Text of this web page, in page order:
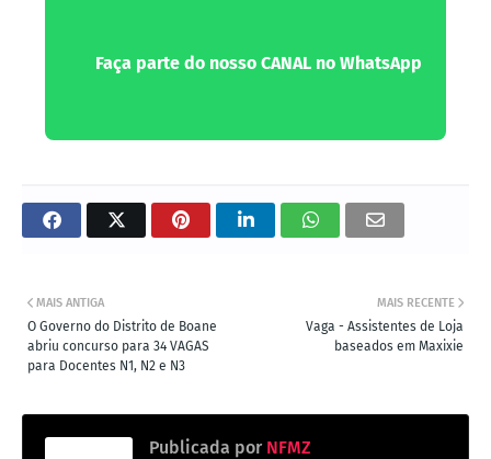
Faça parte do nosso CANAL no WhatsApp
MAIS RECENTE
Vaga - Assistentes de Loja
baseados em Maxixie
MAIS ANTIGA
O Governo do Distrito de Boane
abriu concurso para 34 VAGAS
para Docentes N1, N2 e N3
Publicada por NFMZ